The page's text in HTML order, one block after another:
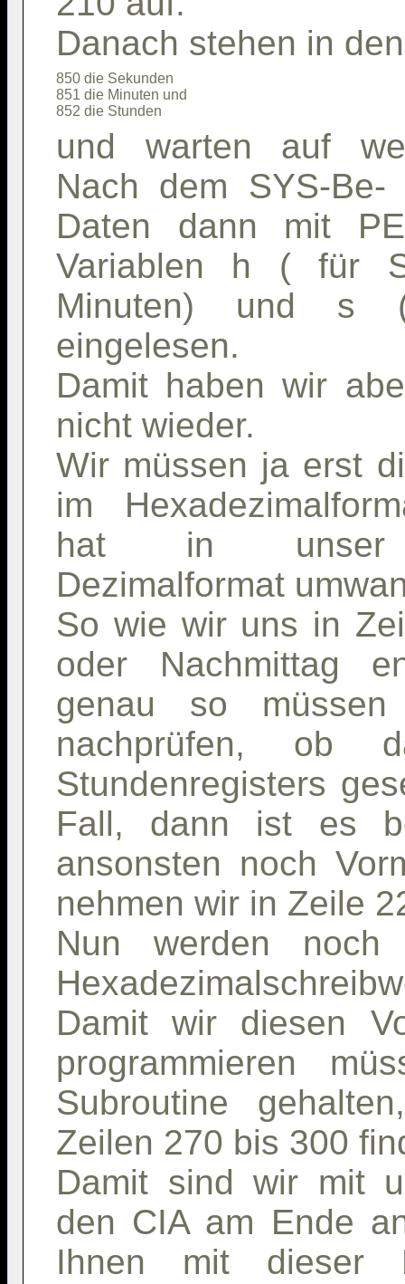
Danach stehen in
850 die Sekunden
851 die Minuten und
und warten auf
Nach dem SYS-
Daten dann mit
Variablen h ( für
Minuten) und s
eingelesen.
Damit haben wir
nicht wieder.
Wir müssen ja erst
im
hat in unser
Dezimalformat
So wie wir uns in
oder Nachmittag
genau so
nachprüfen,
Stundenregisters
Fall, dann ist es
ansonsten noch
nehmen wir in Zeile
Nun werden
Damit wir diesen
programmieren
Subroutine
Zeilen 270 bis 300
Damit sind wir mit
den CIA am Ende
Ihnen mit dieser